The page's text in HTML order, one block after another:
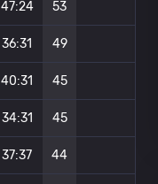
47:24 53
36:31 49
40:31 45
34:31 45
37:37 44